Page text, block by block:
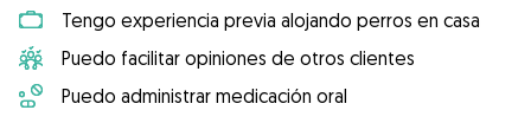
Tengo experiencia previa alojando perros en casa
Puedo facilitar opiniones de otros clientes
Puedo administrar medicación oral